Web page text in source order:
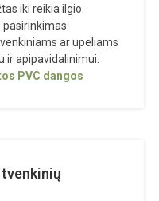
iki reikia ilgio.
pasirinkimas
ar upeliams
ir apipavidalinimui.
PVC dangos